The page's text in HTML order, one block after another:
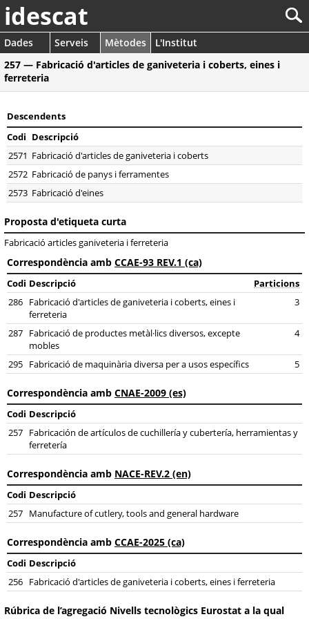
idescat
Dades Serveis Mètodes
L'Institut
257 — Fabricació d'articles de ganiveteria i coberts, eines i
ferreteria
Descendents
Codi Descripció
2571 Fabricació d'articles de ganiveteria i coberts
2572 Fabricació de panys i ferramentes
2573 Fabricació d'eines
Proposta d'etiqueta curta
Fabricació articles ganiveteria i ferreteria
Correspondència amb CCAE-93 REV.1 (ca)
Codi Descripció
Particions
286 Fabricació d'articles de ganiveteria i coberts, eines i
ferreteria
3
287 Fabricació de productes metàl·lics diversos, excepte
mobles
4
295 Fabricació de maquinària diversa per a usos específics 5
Correspondència amb CNAE-2009 (es)
Codi Descripció
257 Fabricación de artículos de cuchillería y cubertería, herramientas y
ferretería
Correspondència amb NACE-REV.2 (en)
Codi Descripció
257 Manufacture of cutlery, tools and general hardware
Correspondència amb CCAE-2025 (ca)
Codi Descripció
256 Fabricació d'articles de ganiveteria i coberts, eines i ferreteria
Rúbrica de l’agregació Nivells tecnològics Eurostat a la qual